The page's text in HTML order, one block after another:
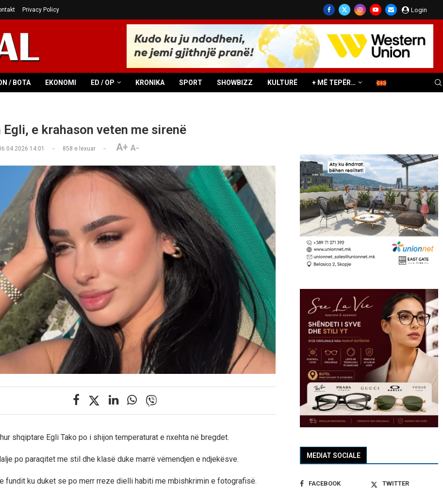
Privacy Policy Login
/ BOTA EKONOMI ED / OP KRONIKA SPORT SHOWBIZZ KULTURË + MË TEPËR…
Egli, e krahason veten me sirenë
14:01 858 e lexuar A+ A-
shqiptare Egli Tako po i shijon temperaturat e nxehta në bregdet.
po paraqitet me stil dhe klasë duke marrë vëmendjen e ndjekësve.
e fundit ku duket se po merr rreze dielli habiti me mbishkrimin e fotografisë.
MEDIAT SOCIALE
FACEBOOK
TWITTER